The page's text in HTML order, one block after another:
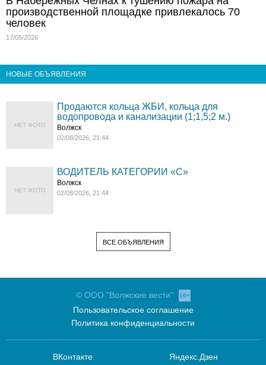
производственной площадке привлекалось 70
человек
17/05/2026
НОВЫЕ ОБЪЯВЛЕНИЯ
НЕТ ФОТО
Продаются кольца ЖБИ, кольца для
водопровода и канализации (1;1,5;2 м.)
Волжск
02/08/2026, 21:44
НЕТ ФОТО
ВОДИТЕЛЬ КАТЕГОРИИ «C»
Волжск
02/08/2026, 21:44
ВСЕ ОБЪЯВЛЕНИЯ
© ООО "Волжские вести" 16+
Пользовательское соглашение
Политика конфиденциальности
ВКонтакте Яндекс.Дзен